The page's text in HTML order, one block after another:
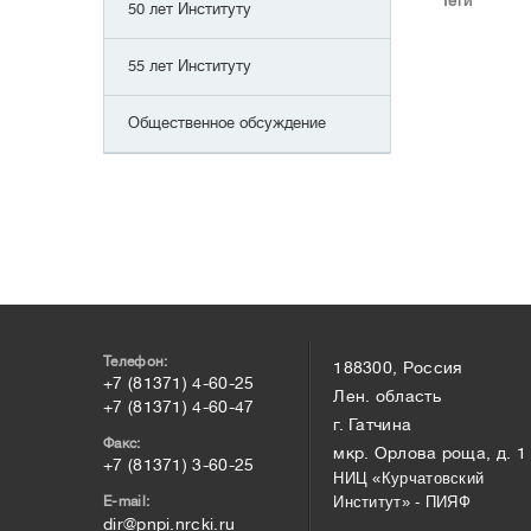
50 лет Институту
55 лет Институту
Общественное обсуждение
Телефон:
+7 (81371) 4-60-25
+7 (81371) 4-60-47
Факс:
+7 (81371) 3-60-25
E-mail:
dir@pnpi.nrcki.ru
188300, Россия
Лен. область
г. Гатчина
мкр. Орлова роща, д. 1
НИЦ «Курчатовский
Институт» - ПИЯФ